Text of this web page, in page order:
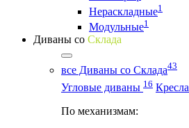
Нераскладные1
Модульные1
Диваны со Склада
все Диваны со Склада43
Угловые диваны 16 Кресла
По механизмам: